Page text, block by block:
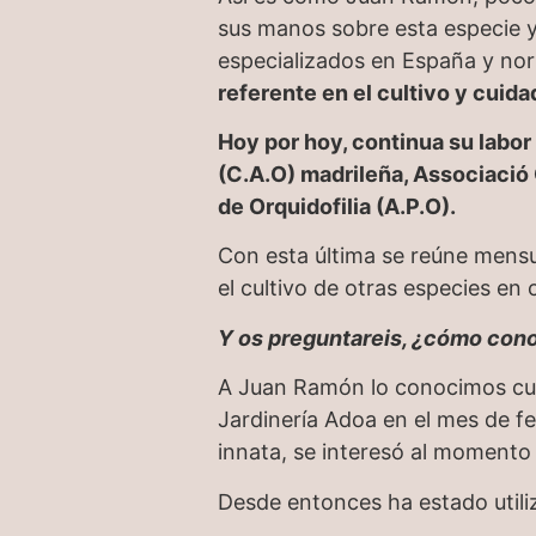
sus manos sobre esta
especializados en España y
referente en el cultivo y
Hoy por hoy, continua su
(C.A.O) madrileña,
de Orquidofilia (A.P.O).
Con esta última se reúne
el cultivo de otras especies
Y os preguntareis, ¿cómo
A Juan Ramón lo conocimos
Jardinería Adoa en el mes de
innata, se interesó al
Desde entonces ha estado